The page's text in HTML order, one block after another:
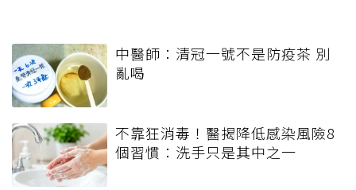
中醫師：清冠一號不是防疫茶 別
亂喝
不靠狂消毒！醫揭降低感染風險8
個習慣：洗手只是其中之一